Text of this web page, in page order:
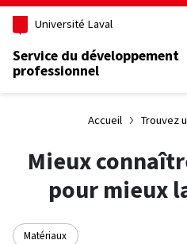
Aller au contenu principal
Université Laval
Service du développement
professionnel
Accueil Trouvez
Mieux
pour mieux
Matériaux